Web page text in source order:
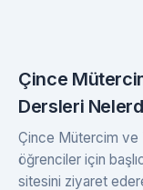
Çince
Dersleri
Çince Mütercim ve
öğrenciler için
sitesini ziyaret